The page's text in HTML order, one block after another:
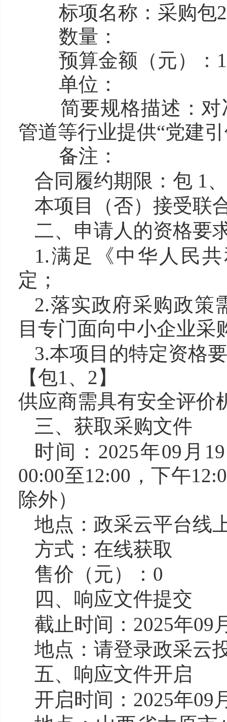
标项名称： 采购
数量：
预算金额（元）：
单位：
简要规格描述：
管道等行业提供“党建
备注：
合同履约期限：包 1
本项目（否）接受联
二、申请人的资格要
1.满足《中华人民
定；
2.落实政府采购政策
目专门面向中小企业采
3.本项目的特定资格
【包1、2】
供应商需具有安全评价
三、获取采购文件
时间：2025年09月
00:00至12:00，下午
除外）
地点：政采云平台线
方式：在线获取
售价（元）：0
四、响应文件提交
截止时间：2025年09
地点：请登录政采云
五、响应文件开启
开启时间：2025年09